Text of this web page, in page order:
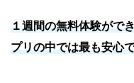
１週間の無料体験がで
プリの中では最も安心